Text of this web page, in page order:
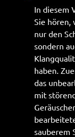
In diesem
Sie hören,
nur den
sondern
haben.
das
mit
sauberem